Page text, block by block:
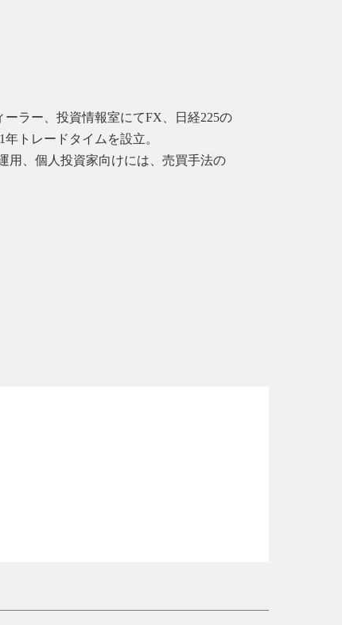
ラー、投資情報室にてFX、日経225の
トレードタイムを設立。
用、個人投資家向けには、売買手法の